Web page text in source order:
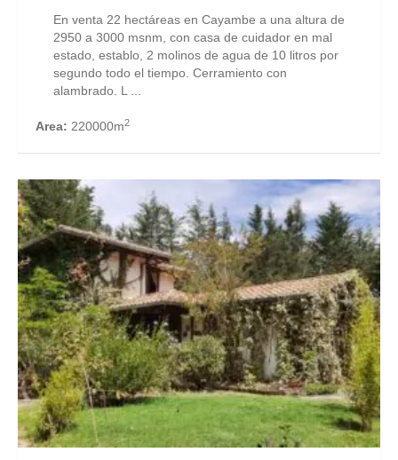
En venta 22 hectáreas en Cayambe a una altura de
2950 a 3000 msnm, con casa de cuidador en mal
estado, establo, 2 molinos de agua de 10 litros por
segundo todo el tiempo. Cerramiento con
alambrado. L ...
Area: 220000m2